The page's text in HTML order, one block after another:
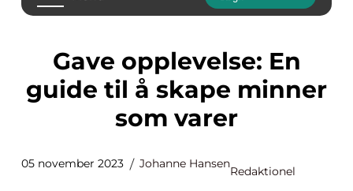
Gave opplevelse: En
guide til å skape minner
som varer
05 november 2023 Johanne Hansen
Redaktionel